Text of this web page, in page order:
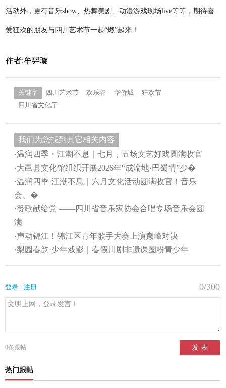
活动外，更有音乐show、热舞美剧、动漫游戏现场live等等，期待喜
爱狂欢的朋友与四川艺术节一起“燃”起来！
作者:牟羿璇
关键字 四川艺术节 欢乐谷 华侨城
狂欢节
四川省文化厅
我们为您找到其它相关内容
·温润四季・江潮不息｜七月，五场文艺好戏圆满收官
·大邑县文化馆组织开展2026年“成渝地·巴蜀情”少�
·温润四季·江潮不息｜六月文化活动圆满收官！音乐
会、�
·赞歌献给党 ——四川省音乐家协会合唱专场音乐会圆
满
·声动锦江！锦江区青年歌手大赛上演巅峰对决
·梨园春韵·少年戏影｜春假川剧非遗课圈粉青少年
登录 | 注册 0/300
0条跟帖 发 表
热门跟帖